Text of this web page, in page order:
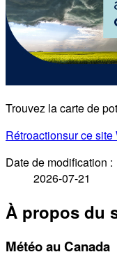
Trouvez la carte de
Rétroactionsur ce site
Date de modification :
2026-07-21
À propos du
Météo au Canada